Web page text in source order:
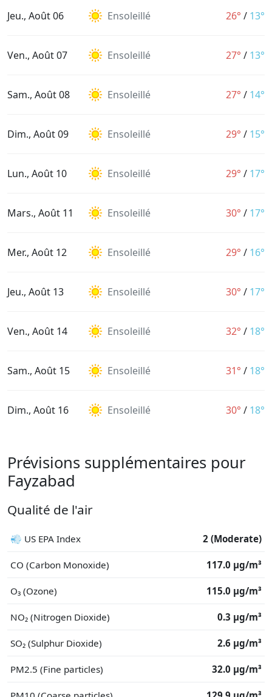
Jeu., Août 06 Ensoleillé 26° / 13°
Ven., Août 07 Ensoleillé 27° / 13°
Sam., Août 08 Ensoleillé 27° / 14°
Dim., Août 09 Ensoleillé 29° / 15°
Lun., Août 10 Ensoleillé 29° / 17°
Mars., Août 11 Ensoleillé 30° / 17°
Mer., Août 12 Ensoleillé 29° / 16°
Jeu., Août 13 Ensoleillé 30° / 17°
Ven., Août 14 Ensoleillé 32° / 18°
Sam., Août 15 Ensoleillé 31° / 18°
Dim., Août 16 Ensoleillé 30° / 18°
Prévisions supplémentaires pour
Fayzabad
Qualité de l'air
💨 US EPA Index 2 (Moderate)
CO (Carbon Monoxide) 117.0 μg/m³
O₃ (Ozone) 115.0 μg/m³
NO₂ (Nitrogen Dioxide) 0.3 μg/m³
SO₂ (Sulphur Dioxide) 2.6 μg/m³
PM2.5 (Fine particles) 32.0 μg/m³